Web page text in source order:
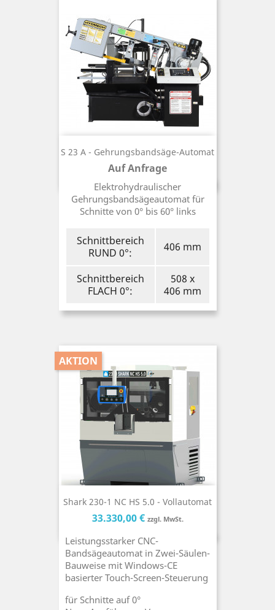
S 23 A - Gehrungsbandsäge-Automat
Auf Anfrage
Preis
Elektrohydraulischer
Gehrungsbandsägeautomat für
Schnitte von 0° bis 60° links
Schnittbereich
RUND 0°:
406 mm
Schnittbereich
FLACH 0°:
508 x
406 mm
Shark 230-1 NC HS 5.0 - Vollautomat
AKTION
Preis
33.330,00 € zzgl. MwSt.Preis
Leistungsstarker CNC-
Bandsägeautomat in Zwei-Säulen-
Bauweise mit Windows-CE
basierter Touch-Screen-Steuerung
für Schnitte auf 0°